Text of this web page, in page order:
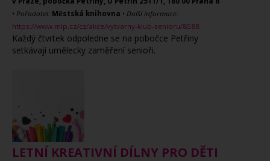
• Pořadatel: Městská knihovna • Další informace:
https://www.mlp.cz/cz/akce/vytvarny-klub-senioru/8588
Každý čtvrtek odpoledne se na pobočce Petřiny
setkávají umělecky zaměření senioři.
LETNÍ KREATIVNÍ DÍLNY PRO DĚTI